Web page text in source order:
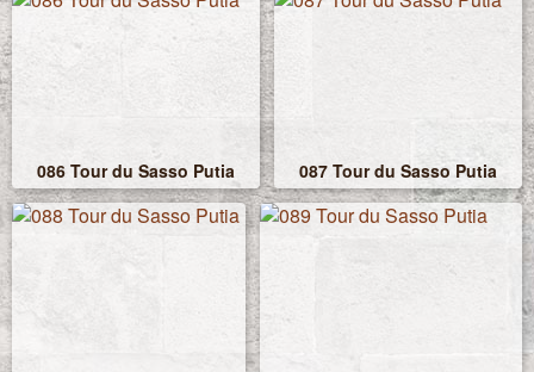
086 Tour du Sasso Putia 087 Tour du Sasso Putia